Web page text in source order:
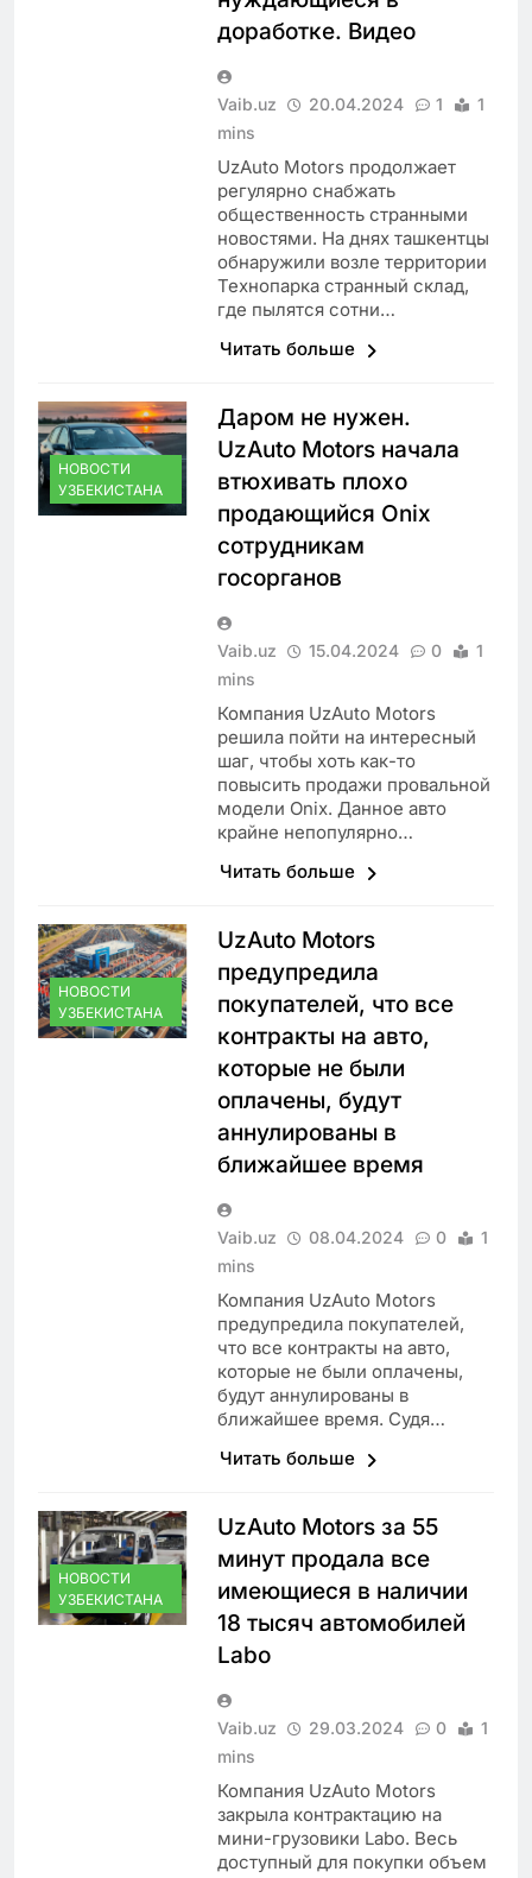
доработке. Видео
Vaib.uz 20.04.2024 1
1
mins
UzAuto Motors продолжает
регулярно снабжать
общественность странными
новостями. На днях ташкентцы
обнаружили возле территории
Технопарка странный склад,
где пылятся сотни…
Читать больше
НОВОСТИ
УЗБЕКИСТАНА
Даром не нужен.
UzAuto Motors начала
втюхивать плохо
продающийся Onix
сотрудникам
госорганов
Vaib.uz 15.04.2024 0
1
mins
Компания UzAuto Motors
решила пойти на интересный
шаг, чтобы хоть как-то
повысить продажи провальной
модели Onix. Данное авто
крайне непопулярно…
Читать больше
НОВОСТИ
УЗБЕКИСТАНА
UzAuto Motors
предупредила
покупателей, что все
контракты на авто,
которые не были
оплачены, будут
аннулированы в
ближайшее время
Vaib.uz 08.04.2024 0
1
mins
Компания UzAuto Motors
предупредила покупателей,
что все контракты на авто,
которые не были оплачены,
будут аннулированы в
ближайшее время. Судя…
Читать больше
НОВОСТИ
УЗБЕКИСТАНА
UzAuto Motors за 55
минут продала все
имеющиеся в наличии
18 тысяч автомобилей
Labo
Vaib.uz 29.03.2024 0
1
mins
Компания UzAuto Motors
закрыла контрактацию на
мини-грузовики Labo. Весь
доступный для покупки объем